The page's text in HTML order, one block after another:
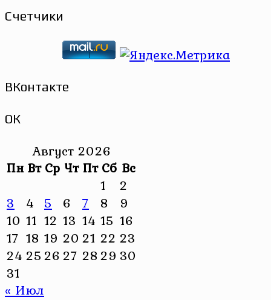
Счетчики
ВКонтакте
ОК
Август 2026
Пн Вт Ср Чт Пт Сб Вс
1
2
3
4 5 6 7 8
9
10 11 12 13 14 15 16
17 18 19 20 21 22 23
24 2526 27 2829 30
31
« Июл